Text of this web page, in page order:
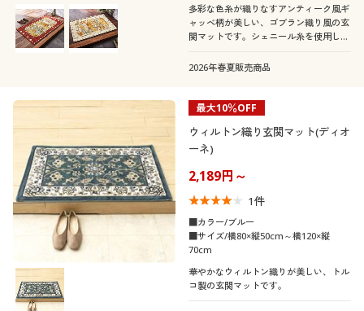
多彩な色糸が織りなすアンティーク風ギ
ャッベ柄が美しい、ゴブラン織り風の玄
関マットです。シェニール糸を使用した
2026年春夏販売商品
最大10％OFF
ウィルトン織り玄関マット(ディオ
ーネ)
2,189円～
1件
■カラー/ブルー
■サイズ/横80×縦50cm～横120×縦
70cm
華やかなウィルトン織りが美しい、トル
コ製の玄関マットです。